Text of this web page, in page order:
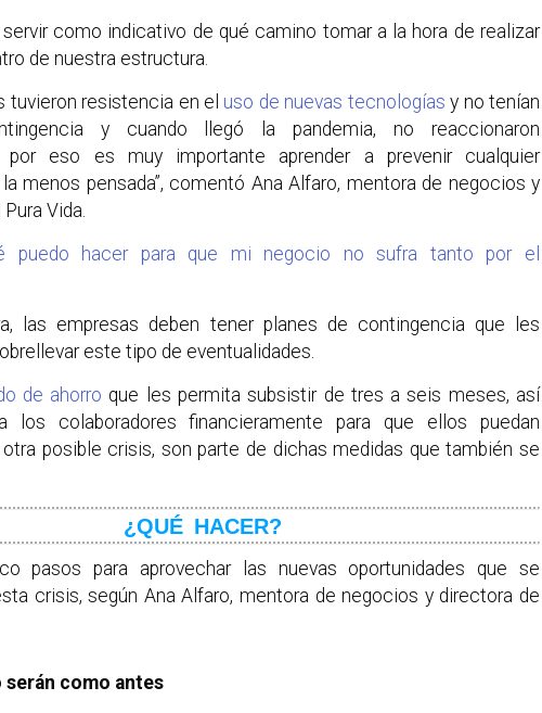
como indicativo de qué camino tomar a la hora de realizar
de nuestra estructura.
tuvieron resistencia en el uso de nuevas tecnologías y no tenían
y cuando llegó la pandemia, no reaccionaron
por eso es muy importante aprender a prevenir cualquier
menos pensada”, comentó Ana Alfaro, mentora de negocios y
Vida.
puedo hacer para que mi negocio no sufra tanto por el
las empresas deben tener planes de contingencia que les
este tipo de eventualidades.
de ahorro que les permita subsistir de tres a seis meses, así
los colaboradores financieramente para que ellos puedan
posible crisis, son parte de dichas medidas que también se
¿QUÉ HACER?
pasos para aprovechar las nuevas oportunidades que se
crisis, según Ana Alfaro, mentora de negocios y directora de
serán como antes